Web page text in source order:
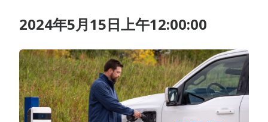
2024年5月15日上午12:00:00